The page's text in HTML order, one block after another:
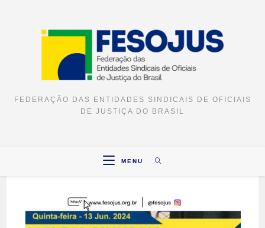
FEDERAÇÃO DAS ENTIDADES SINDICAIS DE OFICIAIS
DE JUSTIÇA DO BRASIL
MENU